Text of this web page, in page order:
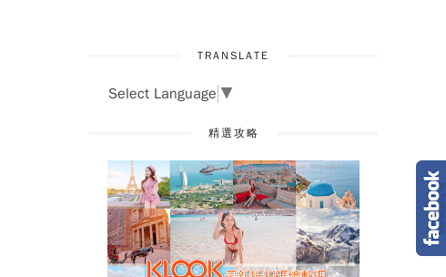
TRANSLATE
Select Language ▼
精選攻略